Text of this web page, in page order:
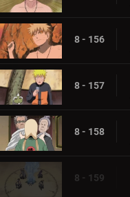
8 - 156
8 - 157
8 - 158
8 - 159